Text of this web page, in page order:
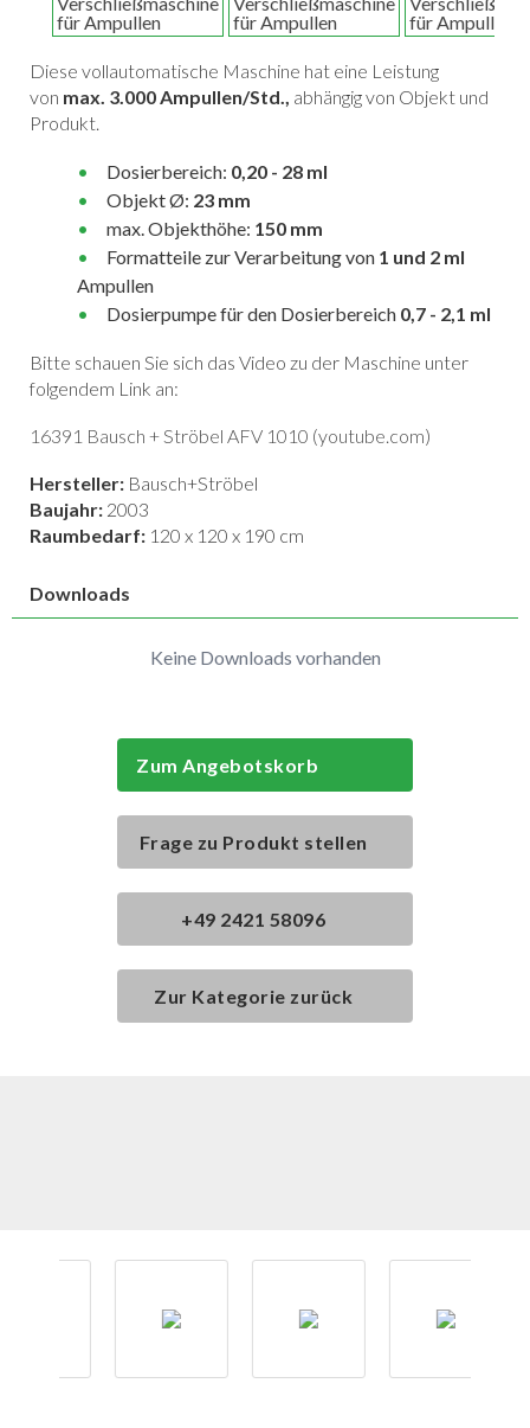
Diese vollautomatische Maschine hat eine Leistung
von max. 3.000 Ampullen/Std., abhängig von Objekt und
Produkt.
Dosierbereich: 0,20 - 28 ml
Objekt Ø: 23 mm
max. Objekthöhe: 150 mm
Formatteile zur Verarbeitung von 1 und 2 ml
Ampullen
Dosierpumpe für den Dosierbereich 0,7 - 2,1 ml
Bitte schauen Sie sich das Video zu der Maschine unter
folgendem Link an:
16391 Bausch + Ströbel AFV 1010 (youtube.com)
Hersteller: Bausch+Ströbel
Baujahr: 2003
Raumbedarf: 120 x 120 x 190 cm
Downloads
Keine Downloads vorhanden
Zum Angebotskorb
Frage zu Produkt stellen
+49 2421 58096
Zur Kategorie zurück